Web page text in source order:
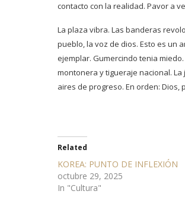
contacto con la realidad. Pavor a
La plaza vibra. Las banderas
pueblo, la voz de dios. Esto es un
ejemplar. Gumercindo tenia
montonera y tigueraje nacional.
aires de progreso. En orden: Dios,
Related
KOREA: PUNTO DE INFLEXIÓN
octubre 29, 2025
In "Cultura"